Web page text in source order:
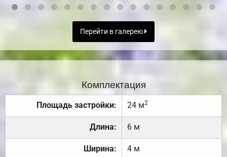
Перейти в галерею
Комплектация
Площадь застройки: 24 м2
Длина: 6 м
Ширина: 4 м